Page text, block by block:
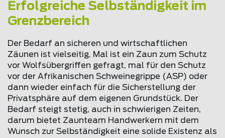
Erfolgreiche Selbständigkeit im
Grenzbereich
Der Bedarf an sicheren und wirtschaftlichen
Zäunen ist vielseitig. Mal ist ein Zaun zum Schutz
vor Wolfsübergriffen gefragt, mal für den Schutz
vor der Afrikanischen Schweinegrippe (ASP) oder
dann wieder einfach für die Sicherstellung der
Privatsphäre auf dem eigenen Grundstück. Der
Bedarf steigt stetig, auch in schwierigen Zeiten,
darum bietet Zaunteam Handwerkern mit dem
Wunsch zur Selbständigkeit eine solide Existenz als